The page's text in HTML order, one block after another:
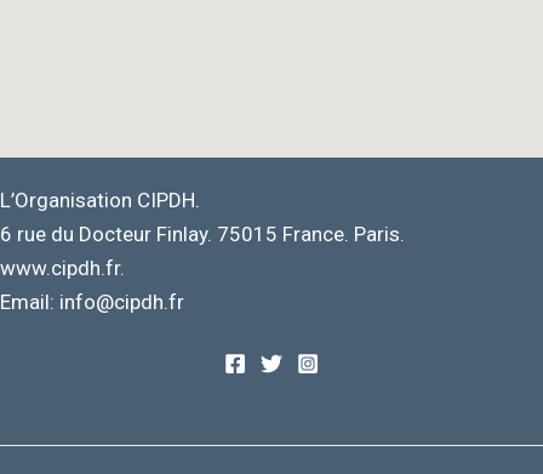
L’Organisation CIPDH.
6 rue du Docteur Finlay. 75015 France. Paris.
www.cipdh.fr.
Email: info@cipdh.fr